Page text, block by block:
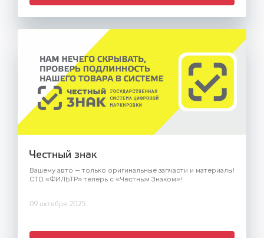
Честный знак
Вашему авто — только оригинальные запчасти и материалы!
СТО «ФИЛЬТР» теперь с «Честным Знаком»!
09 октября 2025